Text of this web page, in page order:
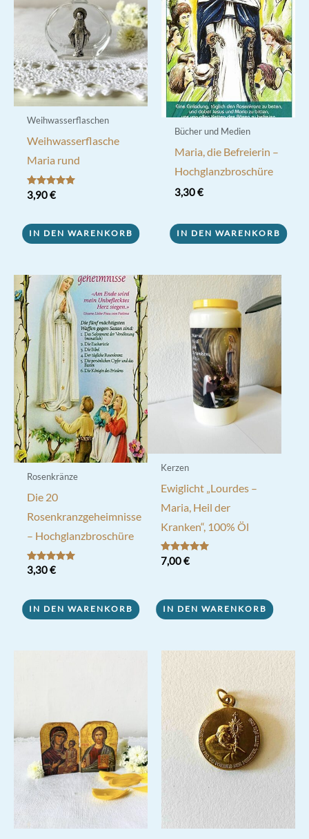
Weihwasserflaschen
Weihwasserflasche
Maria rund
Bewertet mit
5.00
3,90€
IN DEN WARENKORB
Bücher und Medien
Maria, die Befreierin –
Hochglanzbroschüre
3,30€
IN DEN WARENKORB
Rosenkränze
Die 20
Rosenkranzgeheimnisse
– Hochglanzbroschüre
Bewertet mit
5.00
3,30€
IN DEN WARENKORB
Kerzen
Ewiglicht „Lourdes –
Maria, Heil der
Kranken“, 100% Öl
Bewertet mit
5.00
7,00€
IN DEN WARENKORB